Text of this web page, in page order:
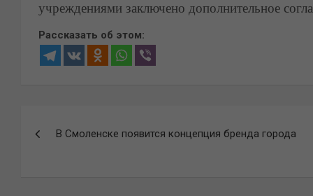
учреждениями заключено дополнительное
Рассказать об этом:
В Смоленске появится концепция бренда города